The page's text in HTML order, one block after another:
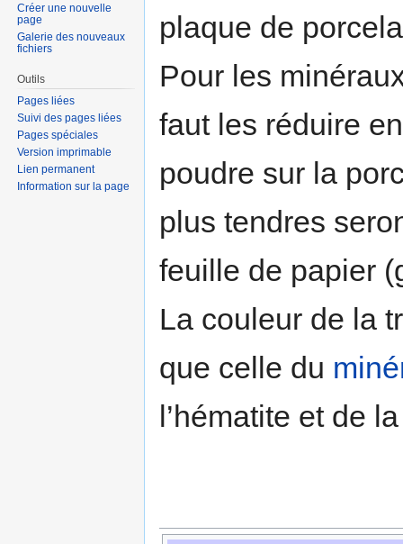
plaque de
Pour les
faut les réduire
poudre sur la
plus tendres
feuille de papier
La couleur de la
que celle du
l’hématite et de
Créer une nouvelle
page
Galerie des nouveaux
fichiers
Outils
Pages liées
Suivi des pages liées
Pages spéciales
Version imprimable
Lien permanent
Information sur la page